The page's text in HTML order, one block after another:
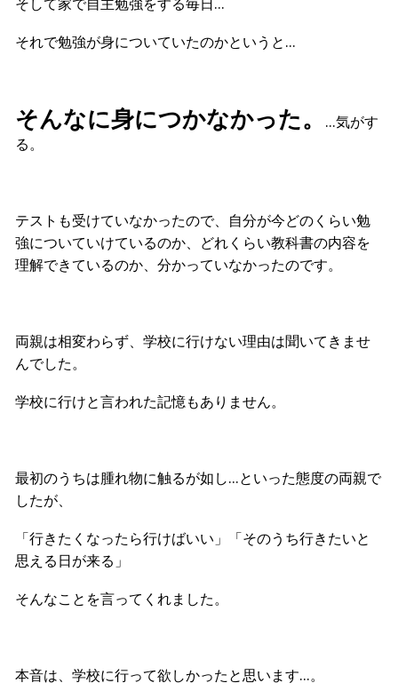
そして家で自主勉強をする毎日…
それで勉強が身についていたのかというと…
そんなに身につかなかった。
…気がす
る。
テストも受けていなかったので、自分が今どのくらい勉
強についていけているのか、どれくらい教科書の内容を
理解できているのか、分かっていなかったのです。
両親は相変わらず、学校に行けない理由は聞いてきませ
んでした。
学校に行けと言われた記憶もありません。
最初のうちは腫れ物に触るが如し…といった態度の両親で
したが、
「行きたくなったら行けばいい」「そのうち行きたいと
思える日が来る」
そんなことを言ってくれました。
本音は、学校に行って欲しかったと思います…。